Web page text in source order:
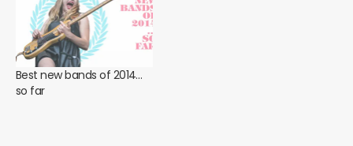
Best new bands of 2014…
so far